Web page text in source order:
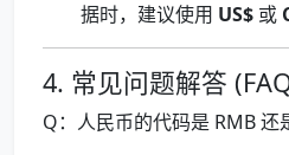
据时，建议使用 US$ 或
4. 常见问题解答
Q：人民币的代码是 RMB 还